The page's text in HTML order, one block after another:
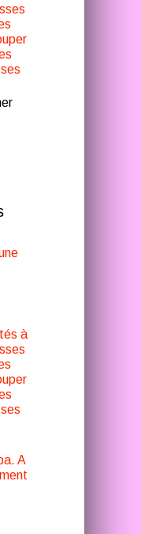
à
A